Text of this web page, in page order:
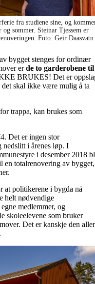
fra studiene sine, og
sommer. Steinar Tjessem er
Foto: Geir Daasvatn
bygget stenges for ordinær
erde to garderobene til
BRUKES! Det er
det skal ikke være mulig å ta
trappa, kan brukes som
Det er ingen stor
i årenes løp. I
i desember 2018
en totalrenovering av bygget,
politikerene i bygda nå
helt nødvendige
medlemmer, og
skoleelevene som bruker
Det er kanskje den aller